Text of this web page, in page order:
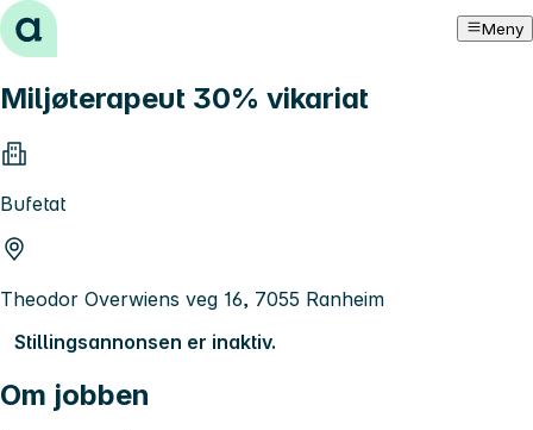
Hopp til innhold Meny
Miljøterapeut 30% vikariat
Bufetat
Theodor Overwiens veg 16, 7055 Ranheim
Stillingsannonsen er inaktiv.
Om jobben